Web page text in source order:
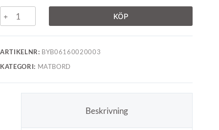
KÖP
ARTIKELNR: BYB06160020003
KATEGORI: MATBORD
Beskrivning